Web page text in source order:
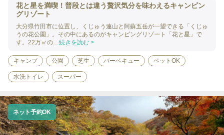
花と星を満喫！普段とは違う贅沢気分を味わえるキャンピン
グリゾート
大分県竹田市に位置し、くじゅう連山と阿蘇五岳が一望できる「くじゅ
うの花公園」。その中にあるのがキャンピングリゾート「花と星」で
す。22万㎡の... 続きを読む >
キャンプ 公園 芝生 バーベキュー ペットOK
水洗トイレ スーパー
ネット予約OK